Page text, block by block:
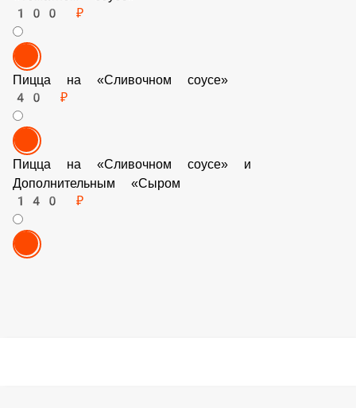
соусе»
100 ₽
Пицца на «Сливочном соусе»
40 ₽
Пицца на «Сливочном соусе» и Дополнительным
«Сыром
140 ₽